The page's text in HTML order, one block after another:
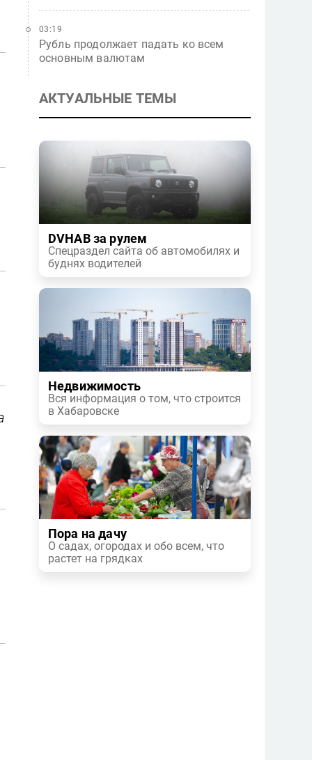
Рубль продолжает падать ко всем
основным валютам
03:19
АКТУАЛЬНЫЕ ТЕМЫ
DVHAB за рулем
Спецраздел сайта об автомобилях и
буднях водителей
Недвижимость
Вся информация о том, что строится
в Хабаровске
Пора на дачу
О садах, огородах и обо всем, что
растет на грядках